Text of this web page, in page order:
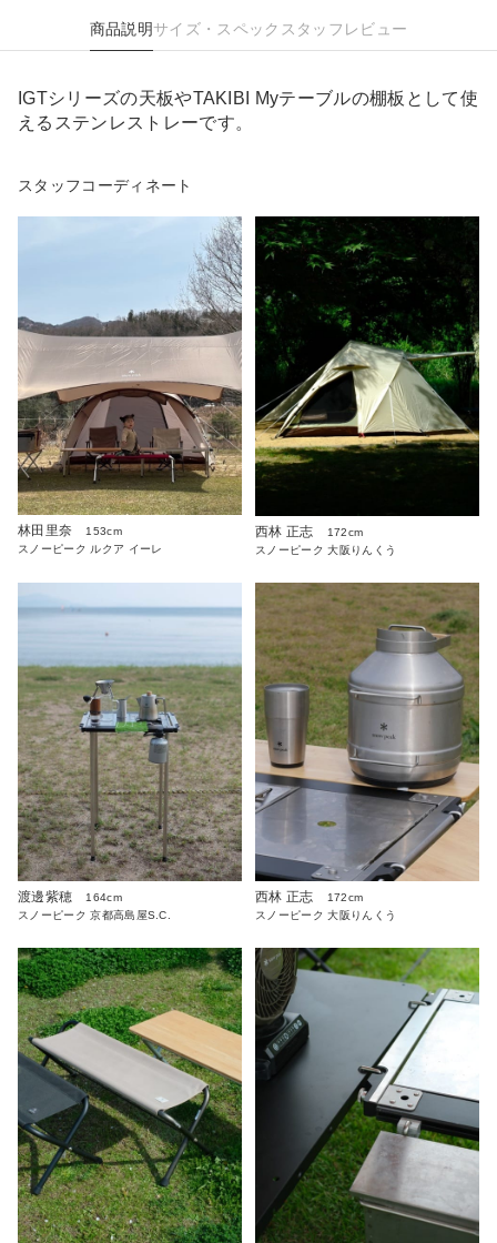
商品説明サイズ・スペック スタッフレビュー
IGTシリーズの天板やTAKIBI Myテーブルの棚板として使
えるステンレストレーです。
スタッフコーディネート
林田里奈
153cm
スノーピーク ルクア イーレ
西林 正志
172cm
スノーピーク 大阪りんくう
渡邊紫穂
164cm
スノーピーク 京都高島屋S.C.
西林 正志
172cm
スノーピーク 大阪りんくう